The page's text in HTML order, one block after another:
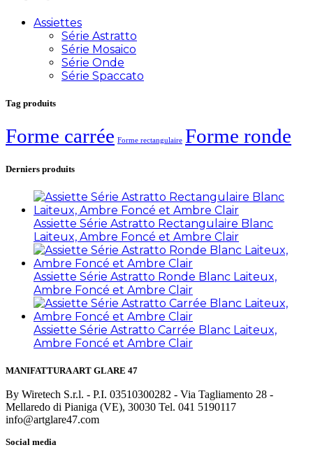
Assiettes
Série Astratto
Série Mosaico
Série Onde
Série Spaccato
Tag produits
Forme carrée Forme rectangulaire Forme ronde
Derniers produits
Assiette Série Astratto Rectangulaire Blanc
Laiteux, Ambre Foncé et Ambre Clair
Assiette Série Astratto Ronde Blanc Laiteux,
Ambre Foncé et Ambre Clair
Assiette Série Astratto Carrée Blanc Laiteux,
Ambre Foncé et Ambre Clair
MANIFATTURA ART GLARE 47
By Wiretech S.r.l. - P.I. 03510300282 - Via Tagliamento 28 -
Mellaredo di Pianiga (VE), 30030 Tel. 041 5190117
info@artglare47.com
Social media